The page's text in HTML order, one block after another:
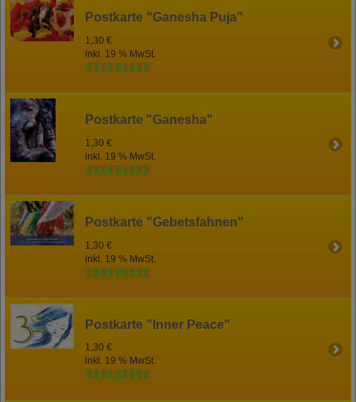
Postkarte "Ganesha Puja"
1,30 €
inkl. 19 % MwSt.
Postkarte "Ganesha"
1,30 €
inkl. 19 % MwSt.
Postkarte "Gebetsfahnen"
1,30 €
inkl. 19 % MwSt.
Postkarte "Inner Peace"
1,30 €
inkl. 19 % MwSt.